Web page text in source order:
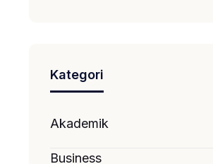
Kategori
Akademik
Business